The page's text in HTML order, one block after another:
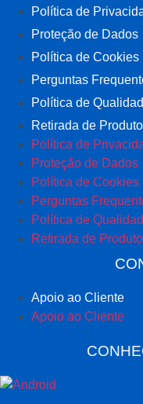
Política de
Proteção de Dados
Política de Cookies
Perguntas
Política de
Retirada de
Política de
Proteção de Dados
Política de Cookies
Perguntas
Política de
Retirada de
Apoio ao Cliente
Apoio ao Cliente